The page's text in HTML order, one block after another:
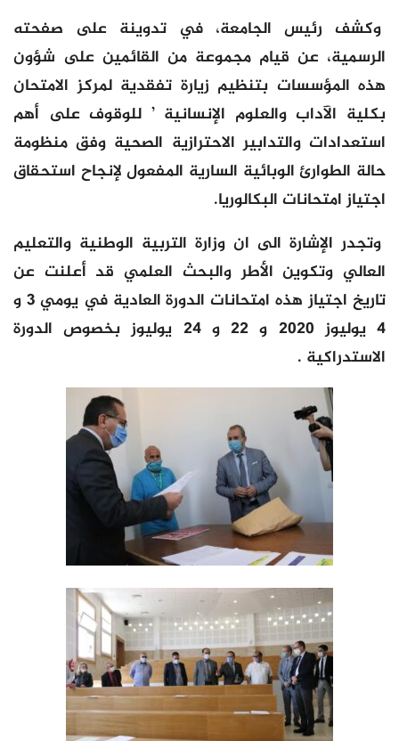
وكشف رئيس الجامعة، في تدوينة على صفحته
الرسمية، عن قيام مجموعة من القائمين على شؤون
هذه المؤسسات بتنظيم زيارة تفقدية لمركز الامتحان
بكلية الآداب والعلوم الإنسانية ’ للوقوف على أهم
استعدادات والتدابير الاحترازية الصحية وفق منظومة
حالة الطوارئ الوبائية السارية المفعول لإنجاح استحقاق
اجتياز امتحانات البكالوريا.
وتجدر الإشارة الى ان وزارة التربية الوطنية والتعليم
العالي وتكوين الأطر والبحث العلمي قد أعلنت عن
تاريخ اجتياز هذه امتحانات الدورة العادية في يومي 3 و
4 يوليوز 2020 و 22 و 24 يوليوز بخصوص الدورة
الاستدراكية .